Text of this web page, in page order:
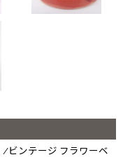
/ビンテージ フラワーベ